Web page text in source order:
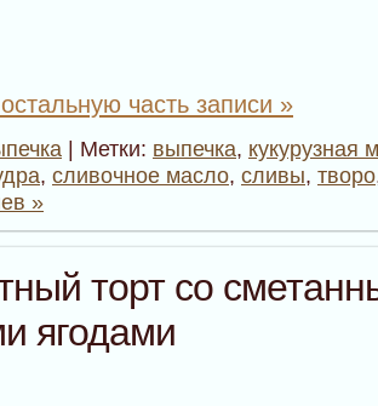
часть записи »
| Метки: выпечка, кукурузная
, сливочное масло, сливы, творо
»
торт со
ягодами